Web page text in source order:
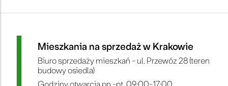
Mieszkania na sprzedaż w Krakowie
Biuro sprzedaży mieszkań - ul. Przewóz 28 (teren
budowy osiedla)